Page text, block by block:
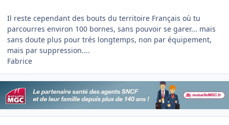
Il reste cependant des bouts du territoire Français où tu
parcourres environ 100 bornes, sans pouvoir se garer... mais
sans doute plus pour trés longtemps, non par équipement,
mais par suppression....
Fabrice